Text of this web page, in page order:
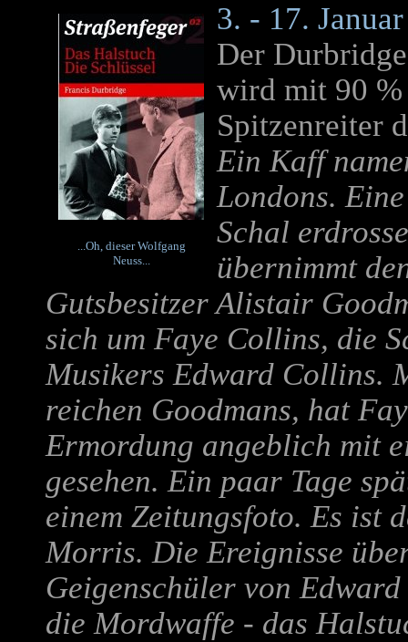
...Oh, dieser Wolfgang
Neuss...
3. - 17.
Der
wird mit 90
Spitzenreiter
Ein Kaff
Londons.
Schal
übernimmt
Gutsbesitzer Alistair
sich um Faye Collins, die
Musikers Edward Collins.
reichen Goodmans, hat
Ermordung angeblich mit
gesehen. Ein paar Tage
einem Zeitungsfoto. Es ist
Morris. Die Ereignisse
Geigenschüler von
die Mordwaffe - das